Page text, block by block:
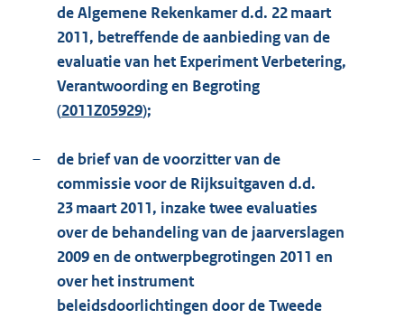
de Algemene Rekenkamer d.d. 22 maart
2011, betreffende de aanbieding van de
evaluatie van het Experiment Verbetering,
Verantwoording en Begroting
(2011Z05929);
–
de brief van de voorzitter van de
commissie voor de Rijksuitgaven d.d.
23 maart 2011, inzake twee evaluaties
over de behandeling van de jaarverslagen
2009 en de ontwerpbegrotingen 2011 en
over het instrument
beleidsdoorlichtingen door de Tweede